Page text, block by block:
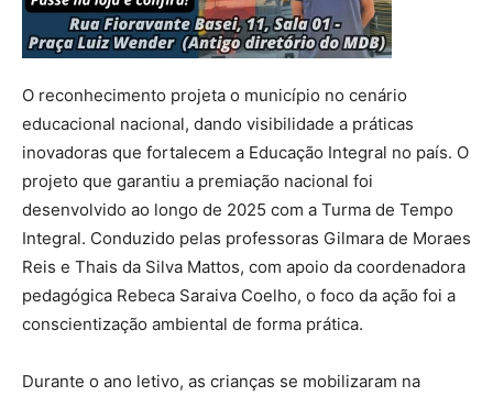
O reconhecimento projeta o município no cenário
educacional nacional, dando visibilidade a práticas
inovadoras que fortalecem a Educação Integral no país. O
projeto que garantiu a premiação nacional foi
desenvolvido ao longo de 2025 com a Turma de Tempo
Integral. Conduzido pelas professoras Gilmara de Moraes
Reis e Thais da Silva Mattos, com apoio da coordenadora
pedagógica Rebeca Saraiva Coelho, o foco da ação foi a
conscientização ambiental de forma prática.
Durante o ano letivo, as crianças se mobilizaram na